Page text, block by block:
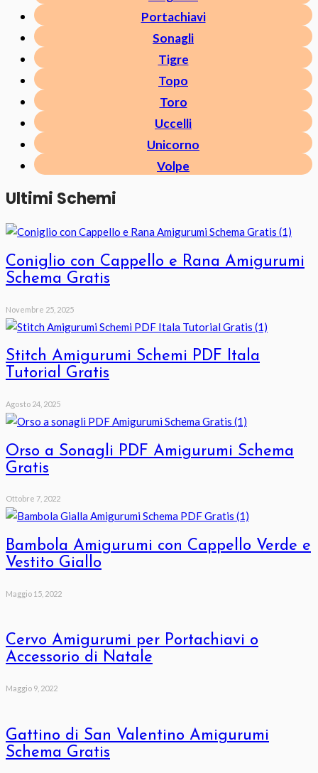
Portachiavi
Sonagli
Tigre
Topo
Toro
Uccelli
Unicorno
Volpe
Ultimi Schemi
Coniglio con Cappello e Rana Amigurumi
Schema Gratis
Novembre 25, 2025
Stitch Amigurumi Schemi PDF Itala
Tutorial Gratis
Agosto 24, 2025
Orso a Sonagli PDF Amigurumi Schema
Gratis
Ottobre 7, 2022
Bambola Amigurumi con Cappello Verde e
Vestito Giallo
Maggio 15, 2022
Cervo Amigurumi per Portachiavi o
Accessorio di Natale
Maggio 9, 2022
Gattino di San Valentino Amigurumi
Schema Gratis